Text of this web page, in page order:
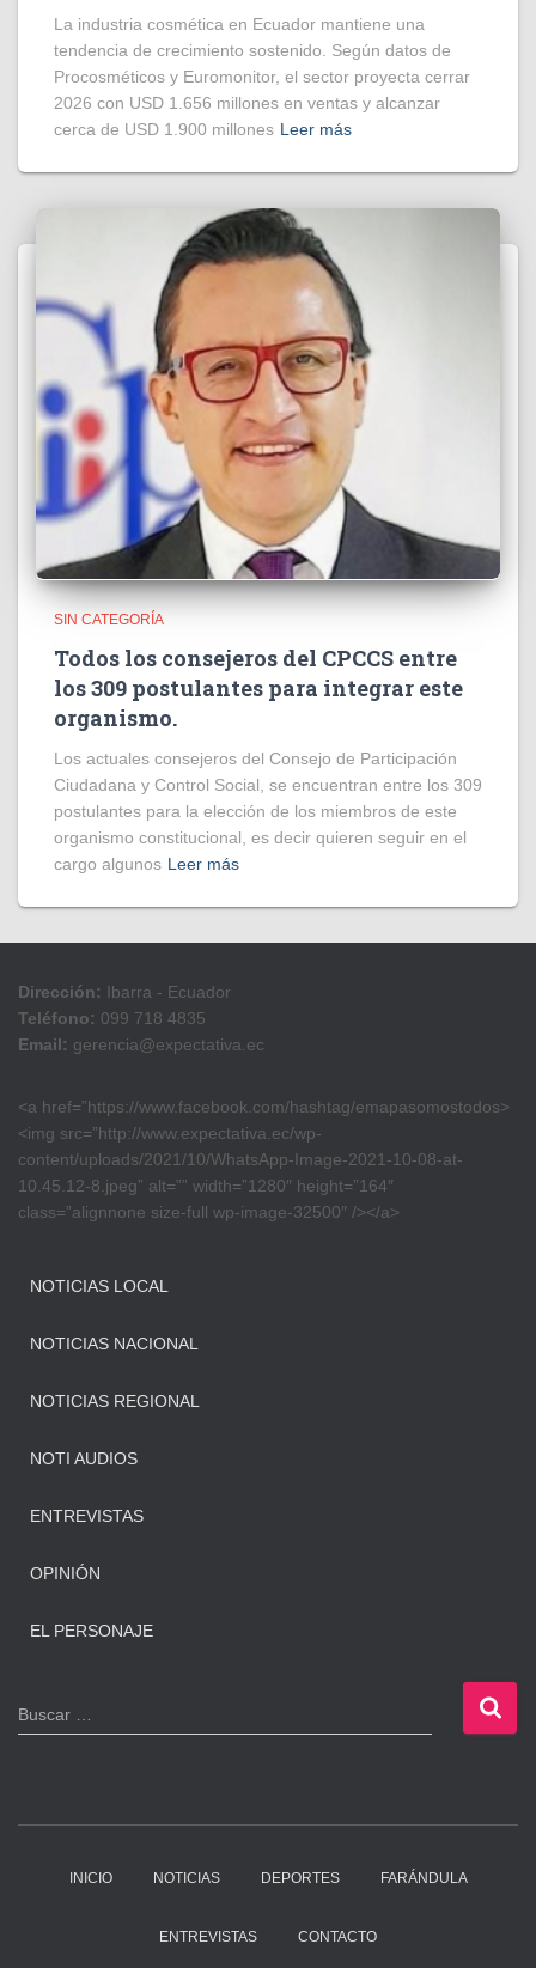
La industria cosmética en Ecuador mantiene una
tendencia de crecimiento sostenido. Según datos de
Procosméticos y Euromonitor, el sector proyecta cerrar
2026 con USD 1.656 millones en ventas y alcanzar
cerca de USD 1.900 millones Leer más
SIN CATEGORÍA
Todos los consejeros del CPCCS entre
los 309 postulantes para integrar este
organismo.
Los actuales consejeros del Consejo de Participación
Ciudadana y Control Social, se encuentran entre los 309
postulantes para la elección de los miembros de este
organismo constitucional, es decir quieren seguir en el
cargo algunos Leer más
Dirección: Ibarra - Ecuador
Teléfono: 099 718 4835
Email: gerencia@expectativa.ec
<a href=”https://www.facebook.com/hashtag/emapasomostodos>
<img src=”http://www.expectativa.ec/wp-
content/uploads/2021/10/WhatsApp-Image-2021-10-08-at-
10.45.12-8.jpeg” alt=”” width=”1280″ height=”164″
class=”alignnone size-full wp-image-32500″ /></a>
NOTICIAS LOCAL
NOTICIAS NACIONAL
NOTICIAS REGIONAL
NOTI AUDIOS
ENTREVISTAS
OPINIÓN
EL PERSONAJE
B
u
Buscar …
INICIO NOTICIAS DEPORTES FARÁNDULA
ENTREVISTAS CONTACTO